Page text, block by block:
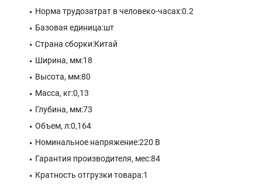
Норма трудозатрат в человеко-часах:0.2
Базовая единица:шт
Страна сборки:Китай
Ширина, мм:18
Высота, мм:80
Масса, кг:0,13
Глубина, мм:73
Объем, л:0,164
Номинальное напряжение:220 В
Гарантия производителя, мес:84
Кратность отгрузки товара:1